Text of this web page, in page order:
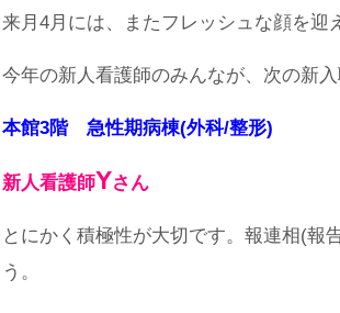
来月4月には、またフレッシュな顔を迎
今年の新人看護師のみんなが、次の新
本館3階 急性期病棟(外科/整形)
新人看護師Yさん
とにかく積極性が大切です。報連相(報
う。